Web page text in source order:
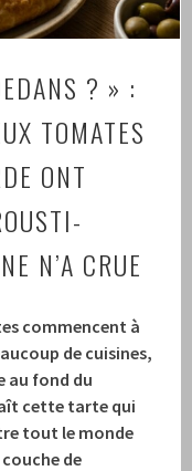
? » :
TOMATES
ONT
N’A CRUE
commencent à
de cuisines,
au fond du
cette tarte qui
tout le monde
de